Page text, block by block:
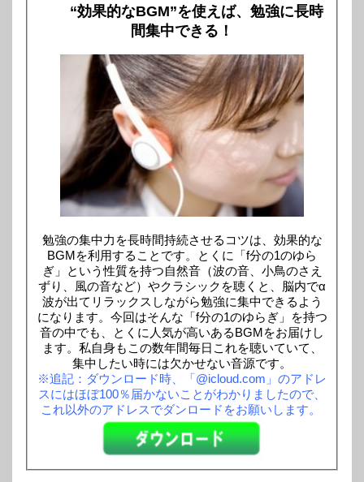
“効果的なBGM”を使えば、勉強に長時
間集中できる！
勉強の集中力を長時間持続させるコツは、効果的な
BGMを利用することです。とくに「f分の1のゆら
ぎ」という性質を持つ自然音（波の音、小鳥のさえ
ずり、風の音など）やクラシックを聴くと、脳内でα
波が出てリラックスしながら勉強に集中できるよう
になります。今回はそんな「f分の1のゆらぎ」を持つ
音の中でも、とくに人気が高いあるBGMをお届けし
ます。私自身もこの数年間毎日これを聴いていて、
集中したい時には欠かせない音源です。
※追記：ダウンロード時、「@icloud.com」のアドレ
スにはほぼ100％届かないことがわかりましたので、
これ以外のアドレスでダンロードをお願いします。